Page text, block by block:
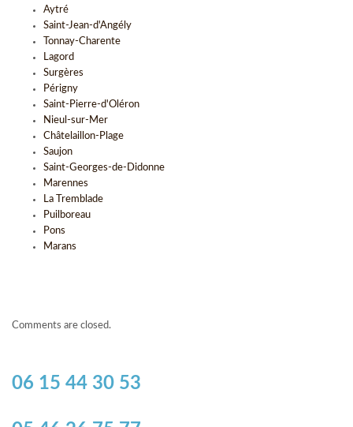
Aytré
Saint-Jean-d'Angély
Tonnay-Charente
Lagord
Surgères
Périgny
Saint-Pierre-d'Oléron
Nieul-sur-Mer
Châtelaillon-Plage
Saujon
Saint-Georges-de-Didonne
Marennes
La Tremblade
Puilboreau
Pons
Marans
Comments are closed.
06 15 44 30 53